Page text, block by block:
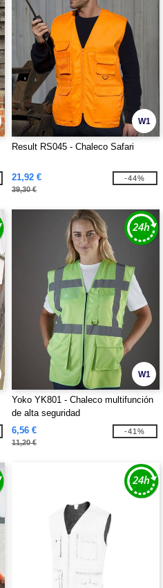
W1
Result RS045 - Chaleco Safari
21,92 €
39,30 €
-44%
W1
Yoko YK801 - Chaleco multifunción
de alta seguridad
6,56 €
11,20 €
-41%